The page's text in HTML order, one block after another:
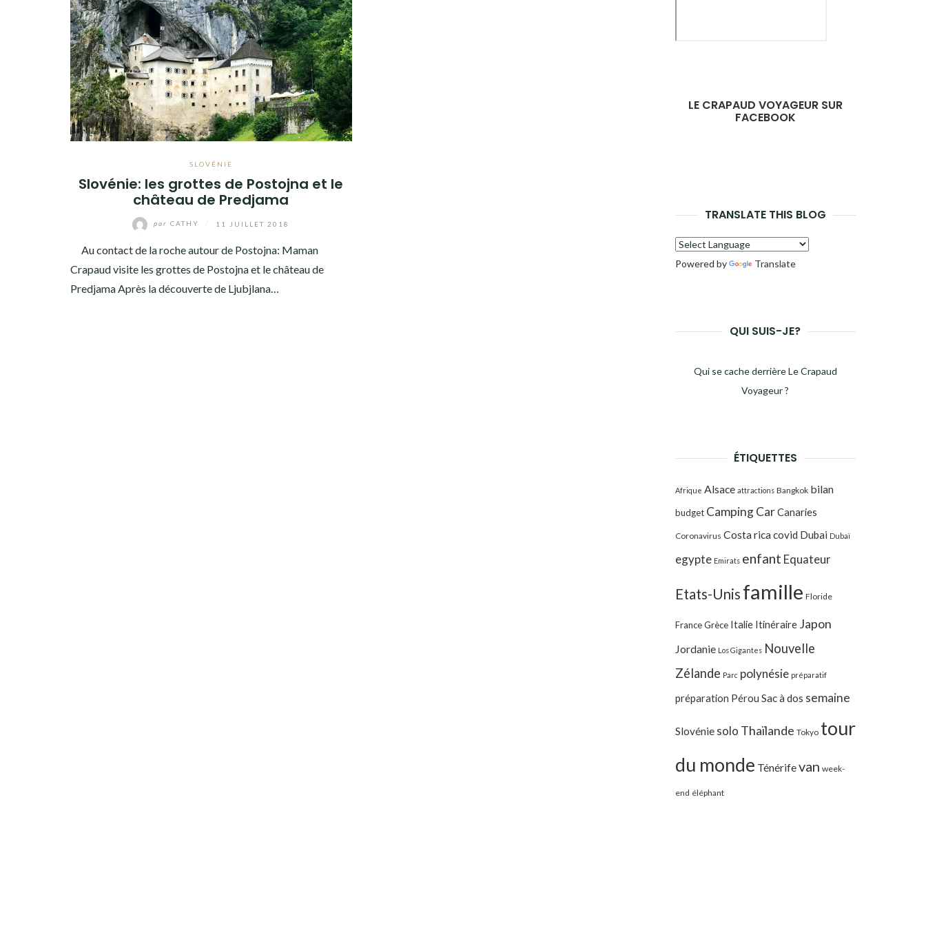
SLOVÉNIE
Slovénie: les grottes de Postojna et le
château de Predjama
par CATHY 11 JUILLET 2018
Au contact de la roche autour de Postojna: Maman
Crapaud visite les grottes de Postojna et le château de
Predjama Après la découverte de Ljubjlana…
LE CRAPAUD VOYAGEUR SUR
FACEBOOK
TRANSLATE THIS BLOG
Powered by Translate
QUI SUIS-JE?
Qui se cache derrière Le Crapaud
Voyageur ?
ÉTIQUETTES
Afrique Alsace attractions Bangkok bilan
budget Camping CarCanaries
Coronavirus Costa ricacovid Dubai Dubaï
egypte Emirats enfant Equateur
Etats-Unis famille Floride
France Grèce Italie Itinéraire Japon
Jordanie Los Gigantes Nouvelle
Zélande Parc polynésie préparatif
préparation Pérou Sac à dos semaine
Slovénie solo Thaïlande Tokyo tour
du monde Ténérifevan week-
end éléphant
AMÉRIQUE DU SUD
TOUR DU MONDE 2020-2021